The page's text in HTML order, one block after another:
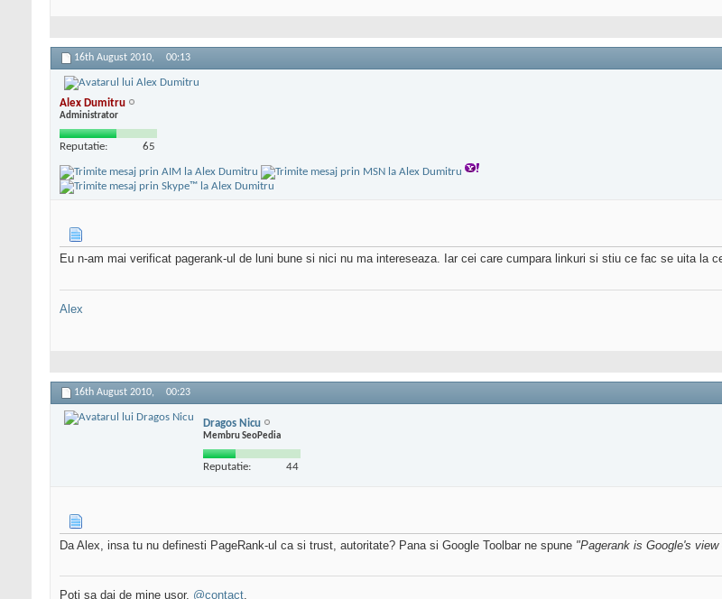
16th August 2010, 00:13
Alex Dumitru
Administrator
Reputatie: 65
Eu n-am mai verificat pagerank-ul de luni bune si nici nu ma intereseaza. Iar cei care cumpara linkuri si stiu ce fac se uita la
Alex
16th August 2010, 00:23
Dragos Nicu
Membru SeoPedia
Reputatie: 44
Da Alex, insa tu nu definesti PageRank-ul ca si trust, autoritate? Pana si Google Toolbar ne spune "Pagerank is Google's
Poti sa dai de mine usor, @contact.